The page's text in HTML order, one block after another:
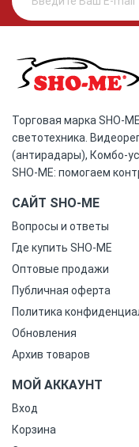
Торговая марка SHO-
светотехника.
(антирадары), Комбо-
SHO-ME: помогаем
САЙТ SHO-ME
Вопросы и ответы
Где купить SHO-ME
Оптовые продажи
Публичная оферта
Политика
Обновления
Архив товаров
МОЙ АККАУНТ
Вход
Корзина